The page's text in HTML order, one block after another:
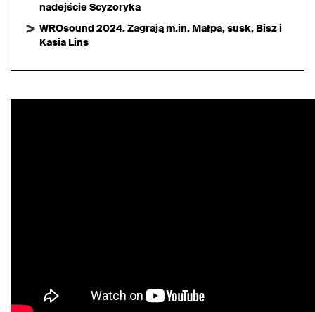
nadejście Scyzoryka
WROsound 2024. Zagrają m.in. Małpa, susk, Bisz i
Kasia Lins